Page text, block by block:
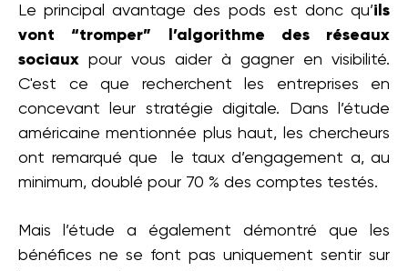
Le principal avantage des pods est donc qu’ils
vont “tromper” l’algorithme des réseaux
sociaux pour vous aider à gagner en visibilité.
C'est ce que recherchent les entreprises en
concevant leur stratégie digitale. Dans l’étude
américaine mentionnée plus haut, les chercheurs
ont remarqué que le taux d’engagement a, au
minimum, doublé pour 70 % des comptes testés.
Mais l’étude a également démontré que les
bénéfices ne se font pas uniquement sentir sur